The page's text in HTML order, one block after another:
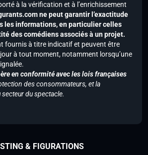
à la vérification et à l’enrichissement
ne peut garantir l’exactitude
les informations, en particulier celles
des comédiens associés à un projet.
fournis à titre indicatif et peuvent être
à tout moment, notamment lorsqu’une
en conformité avec les lois françaises
des consommateurs, et la
du spectacle.
& FIGURATIONS